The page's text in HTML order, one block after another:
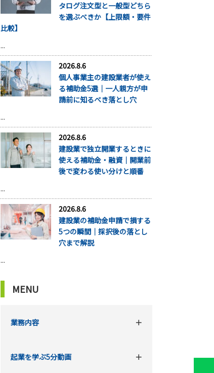
タログ注文型と一般型どちら
を選ぶべきか【上限額・要件
比較】
...
2026.8.6
個人事業主の建設業者が使え
る補助金5選｜一人親方が申
請前に知るべき落とし穴
...
2026.8.6
建設業で独立開業するときに
使える補助金・融資｜開業前
後で変わる使い分けと順番
...
2026.8.6
建設業の補助金申請で損する
5つの瞬間｜採択後の落とし
穴まで解説
...
MENU
業務内容
起業を学ぶ5分動画